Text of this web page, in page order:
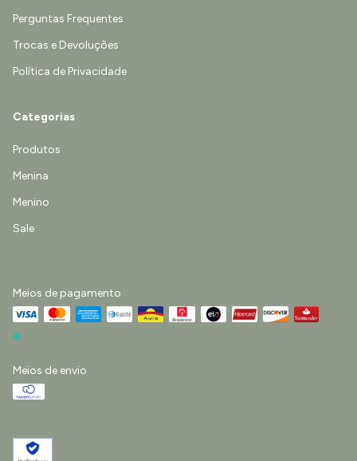
Perguntas Frequentes
Trocas e Devoluções
Política de Privacidade
Categorias
Produtos
Menina
Menino
Sale
Meios de pagamento
Meios de envio